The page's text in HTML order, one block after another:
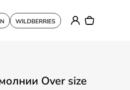
WILDBERRIES
Over size